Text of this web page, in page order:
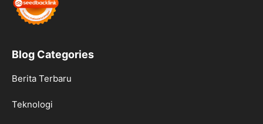
Blog Categories
Berita Terbaru
Teknologi